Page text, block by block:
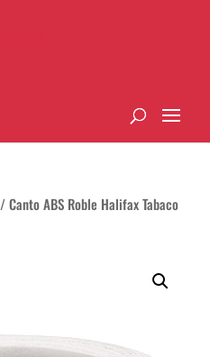
/ Canto ABS Roble Halifax Tabaco